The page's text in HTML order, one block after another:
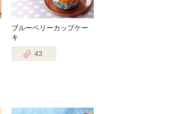
ブルーベリーカップケー
キ
43